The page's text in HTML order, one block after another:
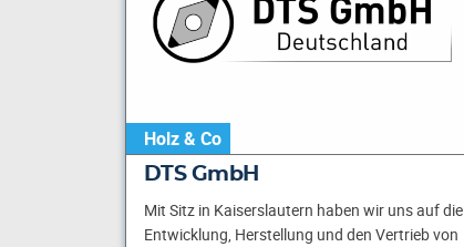
Holz & Co
DTS GmbH
Mit Sitz in Kaiserslautern haben wir uns auf die
Entwicklung, Herstellung und den Vertrieb von